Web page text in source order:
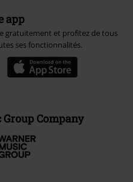
app
gratuitement et profitez de tous
ses fonctionnalités.
Company